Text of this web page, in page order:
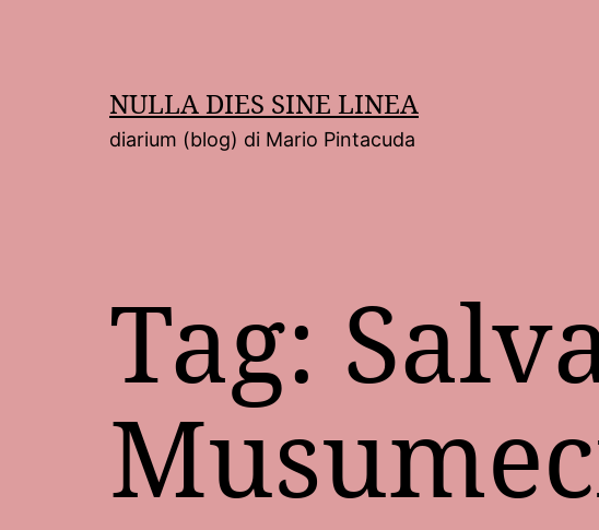
NULLA DIES SINE LINEA
diarium (blog) di Mario Pintacuda
Tag: